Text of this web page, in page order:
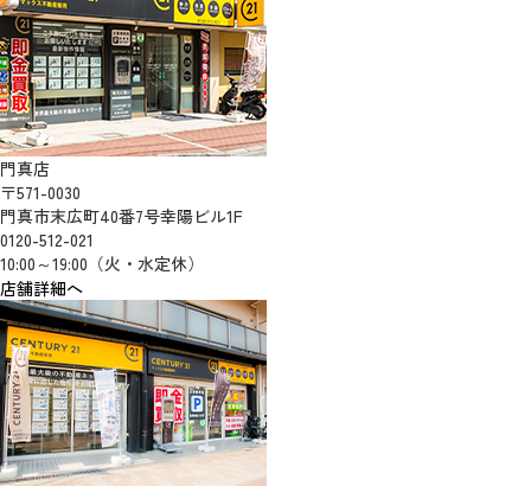
門真店
〒571-0030
門真市末広町40番7号幸陽ビル1F
0120-512-021
10:00～19:00（火・水定休）
店舗詳細へ